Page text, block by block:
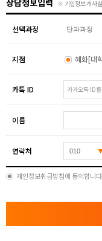
상담정보입력 ※ 기입정보가 사
선택과정
지점 혜화[대
카톡 ID
이름
연락처
개인정보취급방침에 동의합니다